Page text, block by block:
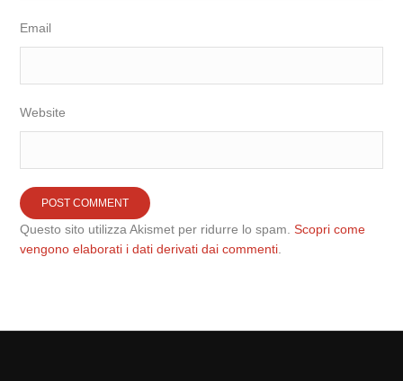
Email
Website
Questo sito utilizza Akismet per ridurre lo spam.Scopri come
vengono elaborati i dati derivati dai commenti